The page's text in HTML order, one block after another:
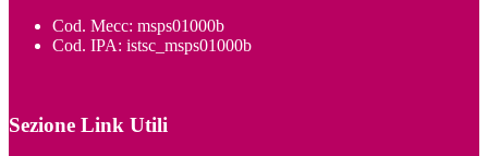
Cod. Mecc: msps01000b
Cod. IPA: istsc_msps01000b
Sezione Link Utili